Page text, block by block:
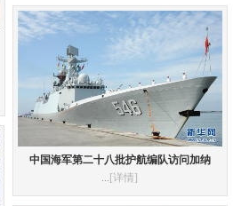
中国海军第二十八批护航编队访问加纳
... [详情]